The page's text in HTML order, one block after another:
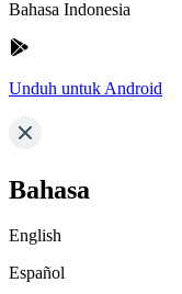
Bahasa Indonesia
Unduh untuk Android
Bahasa
English
Español